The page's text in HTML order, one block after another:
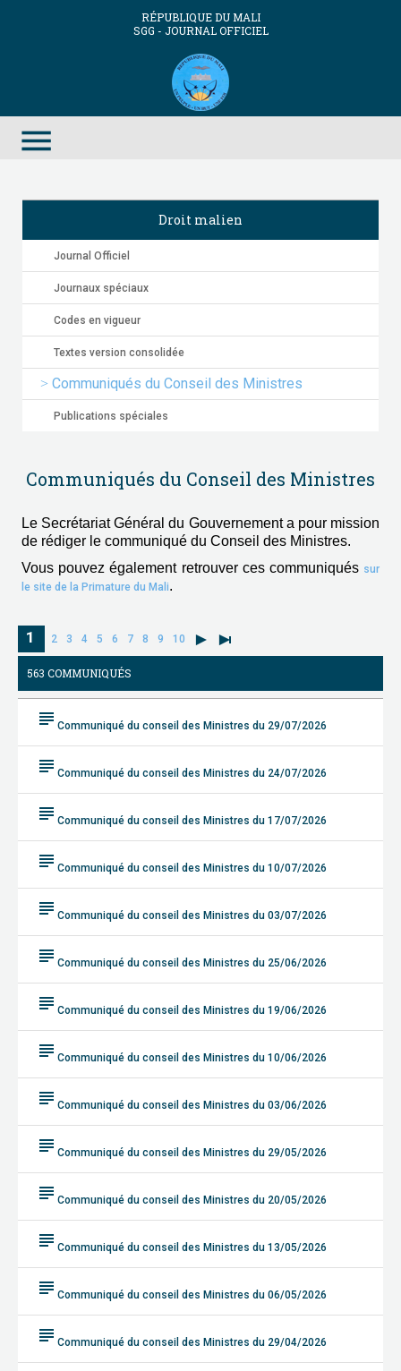
RÉPUBLIQUE DU MALI
SGG - JOURNAL OFFICIEL
menu
Droit malien
Journal Officiel
Journaux spéciaux
Codes en vigueur
Textes version consolidée
Communiqués du Conseil des Ministres
Publications spéciales
Communiqués du Conseil des Ministres
Le Secrétariat Général du Gouvernement a pour mission
de rédiger le communiqué du Conseil des Ministres.
Vous pouvez également retrouver ces communiqués sur
le site de la Primature du Mali.
1 2 3 4 5 6 7 8 9 10
563 COMMUNIQUÉS
subject Communiqué du conseil des Ministres du 29/07/2026
subject Communiqué du conseil des Ministres du 24/07/2026
subject Communiqué du conseil des Ministres du 17/07/2026
subject Communiqué du conseil des Ministres du 10/07/2026
subject Communiqué du conseil des Ministres du 03/07/2026
subject Communiqué du conseil des Ministres du 25/06/2026
subject Communiqué du conseil des Ministres du 19/06/2026
subject Communiqué du conseil des Ministres du 10/06/2026
subject Communiqué du conseil des Ministres du 03/06/2026
subject Communiqué du conseil des Ministres du 29/05/2026
subject Communiqué du conseil des Ministres du 20/05/2026
subject Communiqué du conseil des Ministres du 13/05/2026
subject Communiqué du conseil des Ministres du 06/05/2026
subject Communiqué du conseil des Ministres du 29/04/2026